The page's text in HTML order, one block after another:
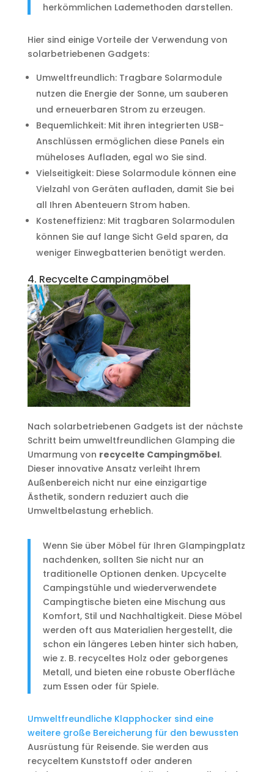
herkömmlichen Lademethoden darstellen.
Hier sind einige Vorteile der Verwendung von
solarbetriebenen Gadgets:
Umweltfreundlich: Tragbare Solarmodule
nutzen die Energie der Sonne, um sauberen
und erneuerbaren Strom zu erzeugen.
Bequemlichkeit: Mit ihren integrierten USB-
Anschlüssen ermöglichen diese Panels ein
müheloses Aufladen, egal wo Sie sind.
Vielseitigkeit: Diese Solarmodule können eine
Vielzahl von Geräten aufladen, damit Sie bei
all Ihren Abenteuern Strom haben.
Kosteneffizienz: Mit tragbaren Solarmodulen
können Sie auf lange Sicht Geld sparen, da
weniger Einwegbatterien benötigt werden.
4. Recycelte Campingmöbel
Nach solarbetriebenen Gadgets ist der nächste
Schritt beim umweltfreundlichen Glamping die
Umarmung von recycelte Campingmöbel.
Dieser innovative Ansatz verleiht Ihrem
Außenbereich nicht nur eine einzigartige
Ästhetik, sondern reduziert auch die
Umweltbelastung erheblich.
Wenn Sie über Möbel für Ihren Glampingplatz
nachdenken, sollten Sie nicht nur an
traditionelle Optionen denken. Upcycelte
Campingstühle und wiederverwendete
Campingtische bieten eine Mischung aus
Komfort, Stil und Nachhaltigkeit. Diese Möbel
werden oft aus Materialien hergestellt, die
schon ein längeres Leben hinter sich haben,
wie z. B. recyceltes Holz oder geborgenes
Metall, und bieten eine robuste Oberfläche
zum Essen oder für Spiele.
Umweltfreundliche Klapphocker sind eine
weitere große Bereicherung für den bewussten
Ausrüstung für Reisende. Sie werden aus
recyceltem Kunststoff oder anderen